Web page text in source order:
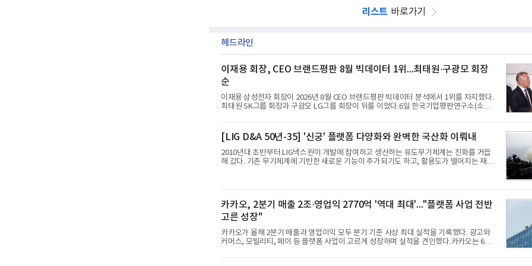
리스트 바로가기
헤드라인
이재용 회장, CEO 브랜드평판 8월 빅데이터 1위...최태원·구광모 회장
순
이재용 삼성전자 회장이 2026년 8월 CEO 브랜드평판 빅데이터 분석에서 1위를 차지했다.
최태원 SK그룹 회장과 구광모 LG그룹 회장이 뒤를 이었다.6일 한국기업평판연구소(소장
6일까지 수집된 소비자 빅데이터 7,395,735건을 분석한 결과, 삼성 이재용 회장이 브랜드
평판지수 1,984,715를 기록하며 8월 1위에 올랐다고 밝혔다. 분석에 활용된 빅데이터는 지
난 7월(14,233,797건) 대비 48.04% 감소한 수치다.8월 CEO 브랜드평판 30위 순위는 이재
용, 최태원, 정의선, 구광모, 신동빈, 박현주, 이해진, 정원주, 함영주, 김승연, 이재현, 강호
동, 김범수, 양종
[LIG D&A 50년-35] '신궁' 플랫폼 다양화와 완벽한 국산화 이뤄내
2010년대 초반부터 LIG넥스원이 개발에 참여하고 생산하는 유도무기체계는 진화를 거듭
해 갔다. 기존 무기체계에 기반한 새로운 기능이 추가되기도 하고, 활용도가 떨어지는 재래
휴대용 지대공 유도무기 ‘신궁’이다.신궁은 이미 2009년 수출을 위한 개량형 멀티런처 개발
을 완료함으로써 기능 다양화와 계열화 가능성을 선보인 바 있었다. 이번엔 기존 K-30
30mm 대공포 비호 체계에 신궁을 장착하는 개량사업, 일명 ‘비호복합’ 프로젝트가 2009년
부터 진행됐
카카오, 2분기 매출 2조·영업익 2770억 '역대 최대'..."플랫폼 사업 전반
고른 성장"
카카오가 올해 2분기 매출과 영업이익 모두 분기 기준 사상 최대 실적을 기록했다. 광고와
커머스, 모빌리티, 페이 등 플랫폼 사업이 고르게 성장하며 실적을 견인했다.카카오는 6일
기 대비 매출은 9%, 영업이익은 36% 늘어난 수치다. 전년 동기 실적과 증가율은 카카오게